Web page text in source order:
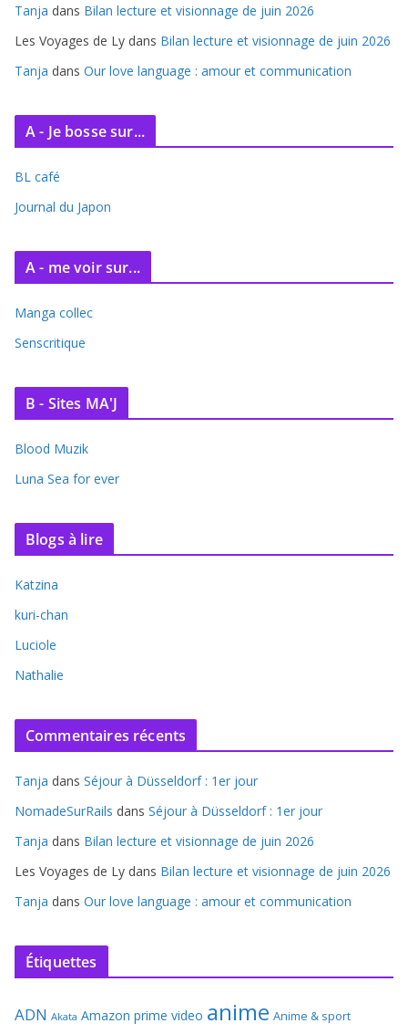
Tanja dans Bilan lecture et visionnage de juin 2026
Les Voyages de Ly dans Bilan lecture et visionnage de juin 2026
Tanja dans Our love language : amour et communication
A - Je bosse sur...
BL café
Journal du Japon
A - me voir sur...
Manga collec
Senscritique
B - Sites MA'J
Blood Muzik
Luna Sea for ever
Blogs à lire
Katzina
kuri-chan
Luciole
Nathalie
Commentaires récents
Tanja dans Séjour à Düsseldorf : 1er jour
NomadeSurRails dans Séjour à Düsseldorf : 1er jour
Tanja dans Bilan lecture et visionnage de juin 2026
Les Voyages de Ly dans Bilan lecture et visionnage de juin 2026
Tanja dans Our love language : amour et communication
Étiquettes
ADN Akata Amazon prime video anime Anime & sport